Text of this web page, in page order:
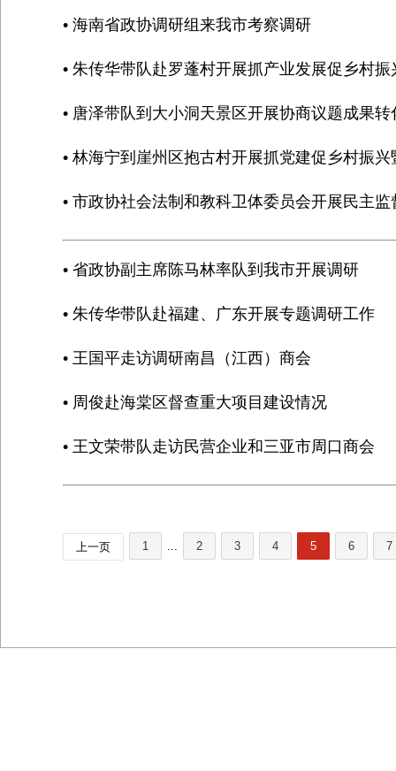
• 海南省政协调研组来我市考察调研
• 朱传华带队赴罗蓬村开展抓产业发展促乡村振
• 唐泽带队到大小洞天景区开展协商议题成果转
• 林海宁到崖州区抱古村开展抓党建促乡村振
• 市政协社会法制和教科卫体委员会开展民主监
• 省政协副主席陈马林率队到我市开展调研
• 朱传华带队赴福建、广东开展专题调研工作
• 王国平走访调研南昌（江西）商会
• 周俊赴海棠区督查重大项目建设情况
• 王文荣带队走访民营企业和三亚市周口商会
上一页 1 ... 2 3 4 5 6 7